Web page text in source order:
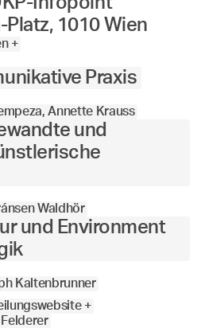
1010 Wien
+
Praxis
Annette Krauss
und
Waldhör
und Environment
Kaltenbrunner
+